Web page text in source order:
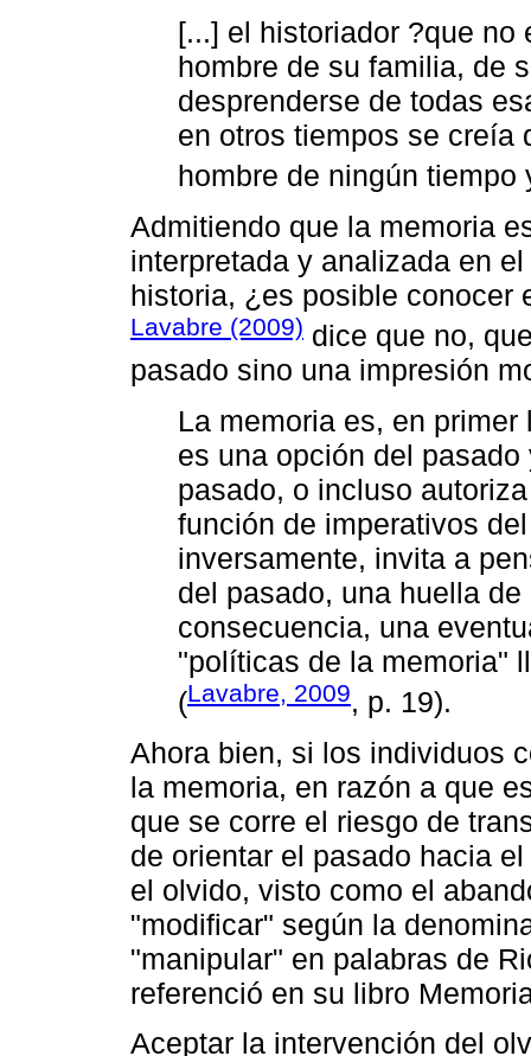
[...] el historiador ?que no
hombre de su familia, de
desprenderse de todas
en otros tiempos se creía
hombre de ningún tiempo
Admitiendo que la memoria
interpretada y analizada en
historia, ¿es posible conocer
Lavabre (2009) dice que no,
pasado sino una impresión
La memoria es, en
es una opción del
pasado, o incluso
función de imperativos
inversamente, invita a
del pasado, una huella
consecuencia, una
"políticas de la memoria"
(Lavabre, 2009, p. 19).
Ahora bien, si los individuos
la memoria, en razón a que
que se corre el riesgo de
de orientar el pasado hacia
el olvido, visto como el
"modificar" según la
"manipular" en palabras de
referenció en su libro
Aceptar la intervención del